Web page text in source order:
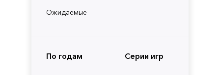
Ожидаемые
По годам Серии игр